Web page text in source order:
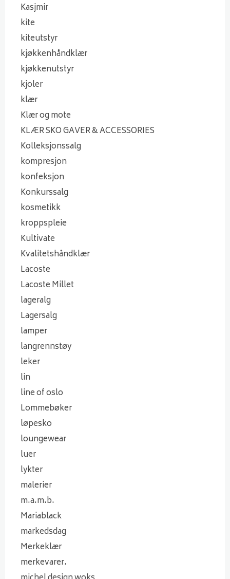
Kasjmir
kite
kiteutstyr
kjøkkenhåndklær
kjøkkenutstyr
kjoler
klær
Klær og mote
KLÆR SKO GAVER & ACCESSORIES
Kolleksjonssalg
kompresjon
konfeksjon
Konkurssalg
kosmetikk
kroppspleie
Kultivate
Kvalitetshåndklær
Lacoste
Lacoste Millet
lageralg
Lagersalg
lamper
langrennstøy
leker
lin
line of oslo
Lommebøker
løpesko
loungewear
luer
lykter
malerier
m.a.m.b.
Mariablack
markedsdag
Merkeklær
merkevarer.